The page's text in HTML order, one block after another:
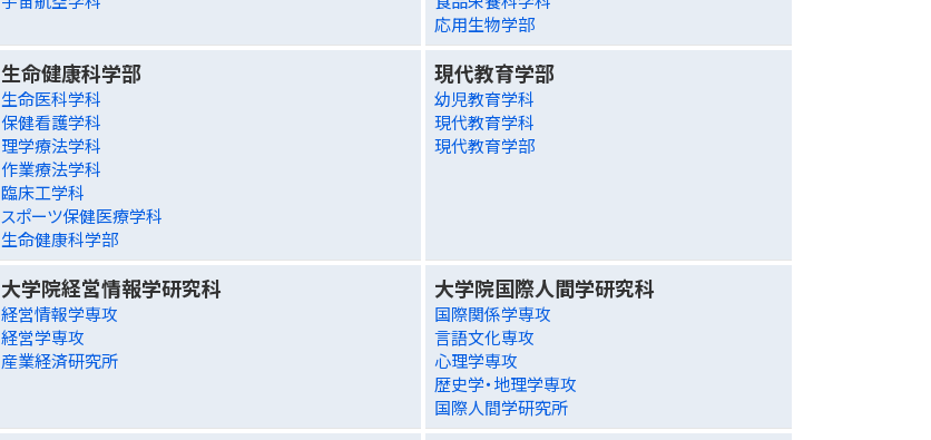
応用生物学部
生命健康科学部
生命医科学科
保健看護学科
理学療法学科
作業療法学科
臨床工学科
スポーツ保健医療学科
生命健康科学部
現代教育学部
幼児教育学科
現代教育学科
現代教育学部
大学院経営情報学研究科
経営情報学専攻
経営学専攻
産業経済研究所
大学院国際人間学研究科
国際関係学専攻
言語文化専攻
心理学専攻
歴史学・地理学専攻
国際人間学研究所